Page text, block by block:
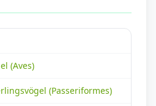
(Aves)
(Passeriformes)